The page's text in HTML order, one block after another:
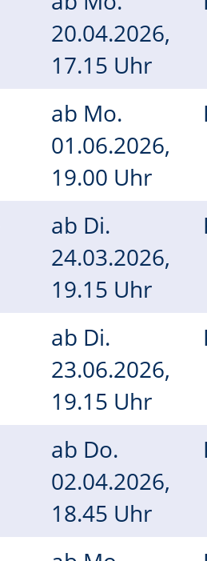
20.04.2026,
17.15 Uhr
ab Mo.
01.06.2026,
19.00 Uhr
ab Di.
24.03.2026,
19.15 Uhr
ab Di.
23.06.2026,
19.15 Uhr
ab Do.
02.04.2026,
18.45 Uhr